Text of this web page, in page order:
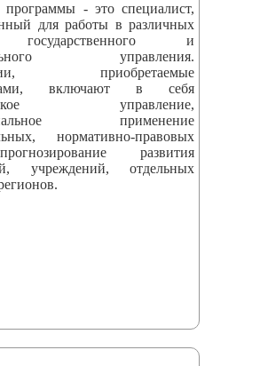
- это специалист,
для работы в различных
государственного и
управления.
приобретаемые
включают в себя
управление,
применение
нормативно-правовых
развития
учреждений, отдельных